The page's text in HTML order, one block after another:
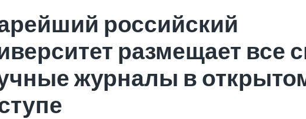
российский
размещает все
журналы в